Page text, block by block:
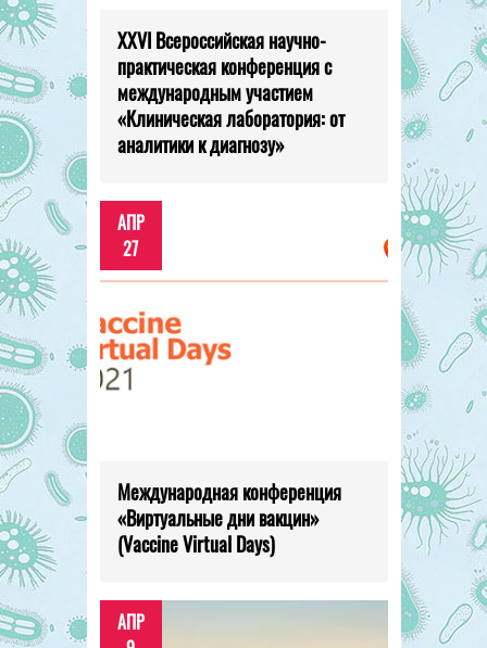
XXVI Всероссийская научно-
практическая конференция с
международным участием
«Клиническая лаборатория: от
аналитики к диагнозу»
АПР
27
Международная конференция
«Виртуальные дни вакцин»
(Vaccine Virtual Days)
АПР